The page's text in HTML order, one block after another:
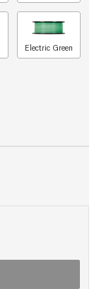
Electric Green